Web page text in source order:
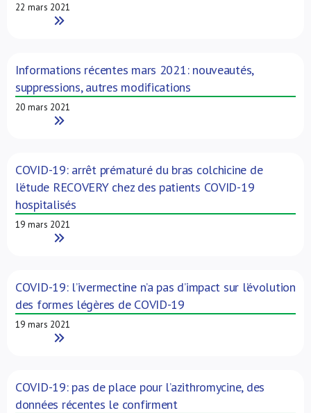
22 mars 2021
Read More
Informations récentes mars 2021: nouveautés,
suppressions, autres modifications
20 mars 2021
Read More
COVID-19: arrêt prématuré du bras colchicine de
l’étude RECOVERY chez des patients COVID-19
hospitalisés
19 mars 2021
Read More
COVID-19: l’ivermectine n’a pas d’impact sur l’évolution
des formes légères de COVID-19
19 mars 2021
Read More
COVID-19: pas de place pour l’azithromycine, des
données récentes le confirment